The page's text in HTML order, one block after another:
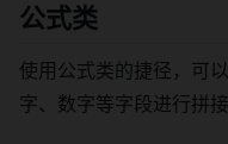
公式类
使用公式类的捷径，可
字、数字等字段进行拼